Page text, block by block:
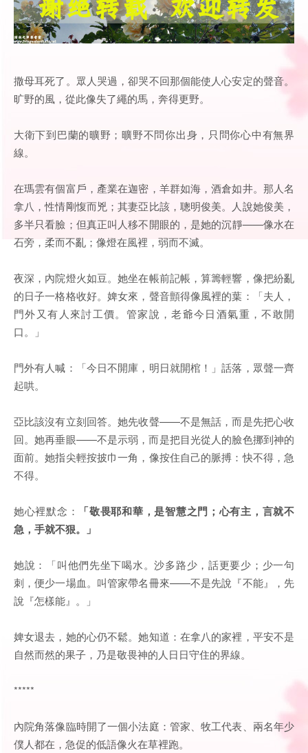
撒母耳死了。眾人哭過，卻哭不回那個能使人心安定的聲音。
旷野的風，從此像失了繩的馬，奔得更野。
大衛下到巴蘭的曠野；曠野不問你出身，只問你心中有無界
線。
在瑪雲有個富戶，產業在迦密，羊群如海，酒倉如井。那人名
拿八，性情剛愎而兇；其妻亞比該，聰明俊美。人說她俊美，
多半只看臉；但真正叫人移不開眼的，是她的沉靜——像水在
石旁，柔而不亂；像燈在風裡，弱而不滅。
夜深，內院燈火如豆。她坐在帳前記帳，算籌輕響，像把紛亂
的日子一格格收好。婢女來，聲音顫得像風裡的葉：「夫人，
門外又有人來討工價。管家說，老爺今日酒氣重，不敢開
口。」
門外有人喊：「今日不開庫，明日就開棺！」話落，眾聲一齊
起哄。
亞比該沒有立刻回答。她先收聲——不是無話，而是先把心收
回。她再垂眼——不是示弱，而是把目光從人的臉色挪到神的
面前。她指尖輕按披巾一角，像按住自己的脈搏：快不得，急
不得。
她心裡默念：
「敬畏耶和華，是智慧之門；心有主，言就不
急，手就不狠。」
她說：「叫他們先坐下喝水。沙多路少，話更要少；少一句
刺，便少一場血。叫管家帶名冊來——不是先說『不能』，先
說『怎樣能』。」
婢女退去，她的心仍不鬆。她知道：在拿八的家裡，平安不是
自然而然的果子，乃是敬畏神的人日日守住的界線。
*****
內院角落像臨時開了一個小法庭：管家、牧工代表、兩名年少
僕人都在，急促的低語像火在草裡跑。